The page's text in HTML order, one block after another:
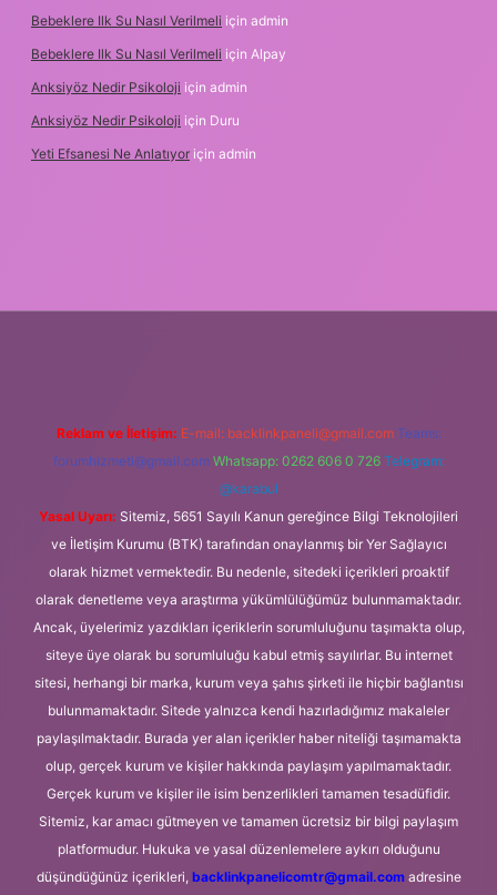
Bebeklere Ilk Su Nasıl Verilmeli için admin
Bebeklere Ilk Su Nasıl Verilmeli için Alpay
Anksiyöz Nedir Psikoloji için admin
Anksiyöz Nedir Psikoloji için Duru
Yeti Efsanesi Ne Anlatıyor için admin
Reklam ve İletişim: E-mail: backlinkpaneli@gmail.com Teams:
forumhizmeti@gmail.com Whatsapp: 0262 606 0 726 Telegram:
@karabul
Yasal Uyarı: Sitemiz, 5651 Sayılı Kanun gereğince Bilgi Teknolojileri
ve İletişim Kurumu (BTK) tarafından onaylanmış bir Yer Sağlayıcı
olarak hizmet vermektedir. Bu nedenle, sitedeki içerikleri proaktif
olarak denetleme veya araştırma yükümlülüğümüz bulunmamaktadır.
Ancak, üyelerimiz yazdıkları içeriklerin sorumluluğunu taşımakta olup,
siteye üye olarak bu sorumluluğu kabul etmiş sayılırlar. Bu internet
sitesi, herhangi bir marka, kurum veya şahıs şirketi ile hiçbir bağlantısı
bulunmamaktadır. Sitede yalnızca kendi hazırladığımız makaleler
paylaşılmaktadır. Burada yer alan içerikler haber niteliği taşımamakta
olup, gerçek kurum ve kişiler hakkında paylaşım yapılmamaktadır.
Gerçek kurum ve kişiler ile isim benzerlikleri tamamen tesadüfidir.
Sitemiz, kar amacı gütmeyen ve tamamen ücretsiz bir bilgi paylaşım
platformudur. Hukuka ve yasal düzenlemelere aykırı olduğunu
düşündüğünüz içerikleri, backlinkpanelicomtr@gmail.comadresine